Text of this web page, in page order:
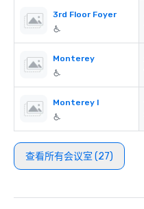
3rd Floor Foyer
Monterey
Monterey I
查看所有会议室 (27)